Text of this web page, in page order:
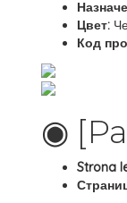
Цвет:
Код
◉
Strona